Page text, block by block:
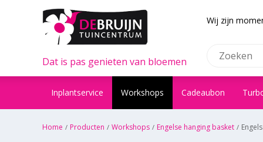
Home Producten Workshops Engelse hanging basket
Wij zijn
Dat is pas genieten van bloemen
Inplantservice Workshops Cadeaubon